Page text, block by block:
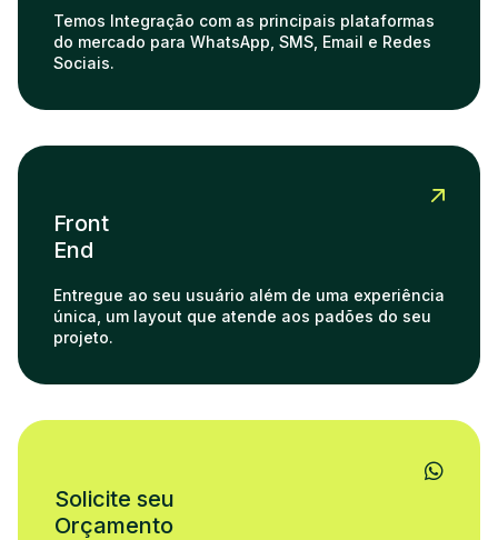
Temos Integração com as principais plataformas
do mercado para WhatsApp, SMS, Email e Redes
Sociais.
Front
End
Entregue ao seu usuário além de uma experiência
única, um layout que atende aos padões do seu
projeto.
Solicite seu
Orçamento